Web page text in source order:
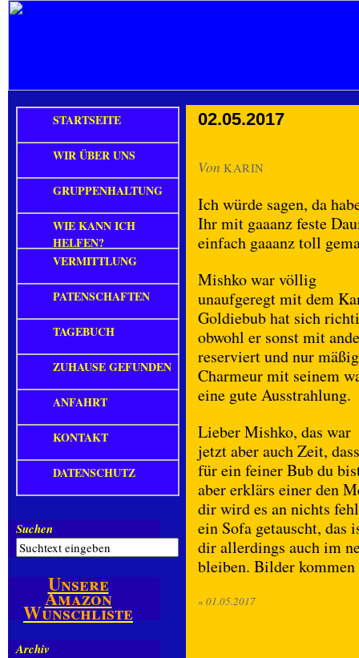
02.05.2017
Von KARIN
Ich würde sagen, da
Ihr mit gaaanz feste
einfach gaaanz toll
Mishko war völlig
unaufgeregt mit dem
Goldiebub hat sich
obwohl er sonst mit
reserviert und nur
Charmeur mit seinem
eine gute Ausstrahlung.
Lieber Mishko, das war
jetzt aber auch Zeit,
für ein feiner Bub du
aber erklärs einer den
dir wird es an nichts
ein Sofa getauscht,
dir allerdings auch im
bleiben. Bilder
« 01.05.2017
STARTSEITE
WIR ÜBER UNS
GRUPPENHALTUNG
WIE KANN ICH
HELFEN?
VERMITTLUNG
PATENSCHAFTEN
TAGEBUCH
ZUHAUSE GEFUNDEN
ANFAHRT
KONTAKT
DATENSCHUTZ
Suchen
Unsere
Amazon
Wunschliste
Archiv